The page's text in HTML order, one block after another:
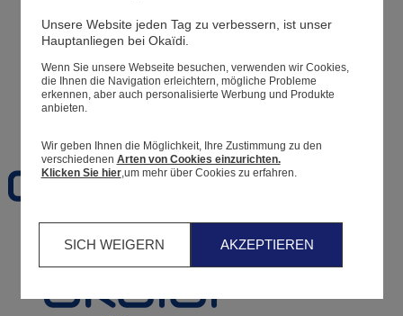
Meine Informationen
Ihre Bestellungen
Warenkorb
Unsere Website jeden Tag zu verbessern, ist unser
Hauptanliegen bei Okaïdi.
Wenn Sie unsere Webseite besuchen, verwenden wir Cookies,
die Ihnen die Navigation erleichtern, mögliche Probleme
erkennen, aber auch personalisierte Werbung und Produkte
anbieten.
Wir geben Ihnen die Möglichkeit, Ihre Zustimmung zu den
verschiedenen Arten von Cookies einzurichten.
Klicken Sie hier,um mehr über Cookies zu erfahren.
SICH WEIGERN AKZEPTIEREN